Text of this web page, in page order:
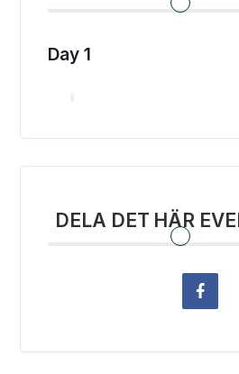
Day 1
DELA DET HÄR